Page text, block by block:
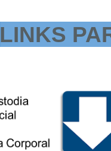
LINKS